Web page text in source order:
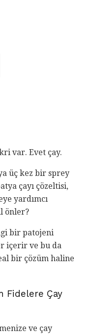
var. Evet çay.
üç kez bir sprey
çayı çözeltisi,
yardımcı
önler?
bir patojeni
içerir ve bu da
bir çözüm haline
Fidelere Çay
ve çay